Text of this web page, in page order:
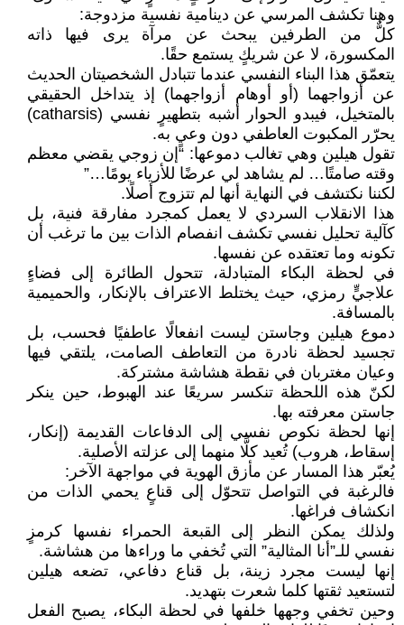
وهنا تكشف المرسي عن دينامية نفسية مزدوجة:
كلٌّ من الطرفين يبحث عن مرآة يرى فيها ذاته
المكسورة، لا عن شريكٍ يستمع حقًا.
يتعمّق هذا البناء النفسي عندما تتبادل الشخصيتان الحديث
عن أزواجهما (أو أوهام أزواجهما) إذ يتداخل الحقيقي
بالمتخيل، فيبدو الحوار أشبه بتطهيرٍ نفسي (catharsis)
يحرّر المكبوت العاطفي دون وعيٍ به.
تقول هيلين وهي تغالب دموعها: “إن زوجي يقضي معظم
وقته صامتًا… لم يشاهد لي عرضًا للأزياء يومًا…”
لكننا نكتشف في النهاية أنها لم تتزوج أصلًا.
هذا الانقلاب السردي لا يعمل كمجرد مفارقة فنية، بل
كآلية تحليل نفسي تكشف انفصام الذات بين ما ترغب أن
تكونه وما تعتقده عن نفسها.
في لحظة البكاء المتبادلة، تتحول الطائرة إلى فضاءٍ
علاجيٍّ رمزي، حيث يختلط الاعتراف بالإنكار، والحميمية
بالمسافة.
دموع هيلين وجاستن ليست انفعالًا عاطفيًا فحسب، بل
تجسيد لحظة نادرة من التعاطف الصامت، يلتقي فيها
وعيان مغتربان في نقطة هشاشة مشتركة.
لكنّ هذه اللحظة تنكسر سريعًا عند الهبوط، حين ينكر
جاستن معرفته بها.
إنها لحظة نكوص نفسي إلى الدفاعات القديمة (إنكار،
إسقاط، هروب) تُعيد كلًّا منهما إلى عزلته الأصلية.
يُعبّر هذا المسار عن مأزق الهوية في مواجهة الآخر:
فالرغبة في التواصل تتحوّل إلى قناعٍ يحمي الذات من
انكشاف فراغها.
ولذلك يمكن النظر إلى القبعة الحمراء نفسها كرمزٍ
نفسي للـ”أنا المثالية” التي تُخفي ما وراءها من هشاشة.
إنها ليست مجرد زينة، بل قناع دفاعي، تضعه هيلين
لتستعيد ثقتها كلما شعرت بتهديد.
وحين تخفي وجهها خلفها في لحظة البكاء، يصبح الفعل